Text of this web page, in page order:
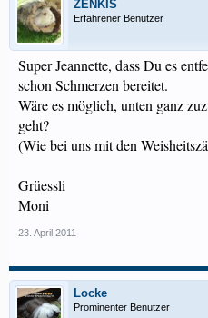
ZENKIS
Erfahrener Benutzer
Super Jeannette, dass Du es
schon Schmerzen bereitet.
Wäre es möglich, unten ganz
geht?
(Wie bei uns mit den
Grüessli
Moni
23. April 2011
Locke
Prominenter Benutzer